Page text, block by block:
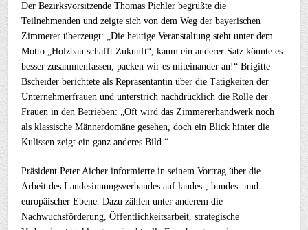
Der Bezirksvorsitzende Thomas Pichler begrüßte die
Teilnehmenden und zeigte sich von dem Weg der bayerischen
Zimmerer überzeugt: „Die heutige Veranstaltung steht unter dem
Motto „Holzbau schafft Zukunft“, kaum ein anderer Satz könnte es
besser zusammenfassen, packen wir es miteinander an!“ Brigitte
Bscheider berichtete als Repräsentantin über die Tätigkeiten der
Unternehmerfrauen und unterstrich nachdrücklich die Rolle der
Frauen in den Betrieben: „Oft wird das Zimmererhandwerk noch
als klassische Männerdomäne gesehen, doch ein Blick hinter die
Kulissen zeigt ein ganz anderes Bild.“
Präsident Peter Aicher informierte in seinem Vortrag über die
Arbeit des Landesinnungsverbandes auf landes-, bundes- und
europäischer Ebene. Dazu zählen unter anderem die
Nachwuchsförderung, Öffentlichkeitsarbeit, strategische